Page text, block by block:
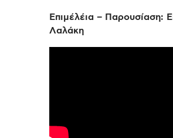
Επιμέλέια – Παρουσίαση:
Λαλάκη